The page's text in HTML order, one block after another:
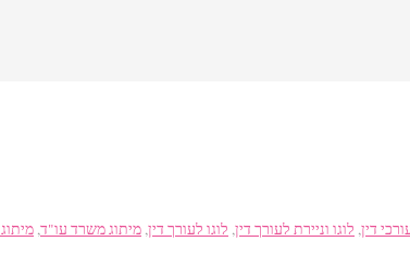
דין, לוגו וניירת לעורך דין, לוגו לעורך דין, מיתוג משרד עו"ד,